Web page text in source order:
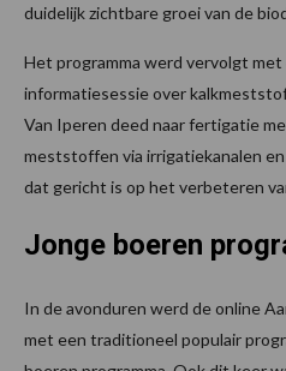
duidelijk zichtbare groei van de
Het programma werd vervolgt
informatiesessie over
Van Iperen deed naar fertigatie
meststoffen via irrigatiekanalen
dat gericht is op het verbeteren
Jonge boeren
In de avonduren werd de online
met een traditioneel populair